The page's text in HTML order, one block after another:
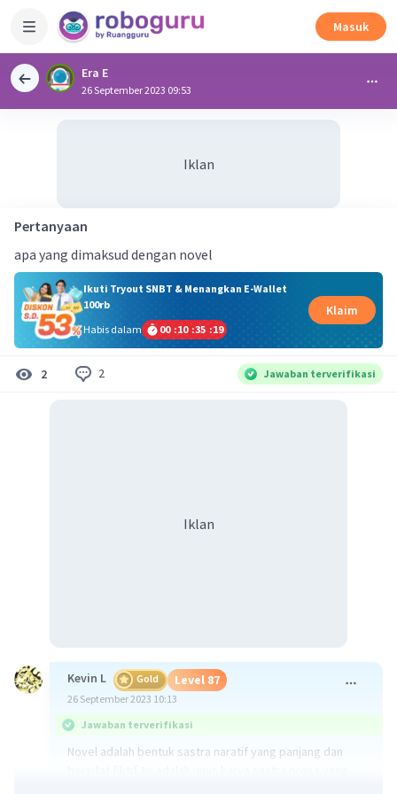
Masuk
Era E
26 September 2023 09:53
Iklan
Pertanyaan
apa yang dimaksud dengan novel
Ikuti Tryout SNBT & Menangkan E-Wallet
100rb
Habis dalam
00 :10 :35 :19
Klaim
2 2 Jawaban terverifikasi
Iklan
Kevin L Gold Level 87
26 September 2023 10:13
Jawaban terverifikasi
Novel adalah bentuk sastra naratif yang panjang dan